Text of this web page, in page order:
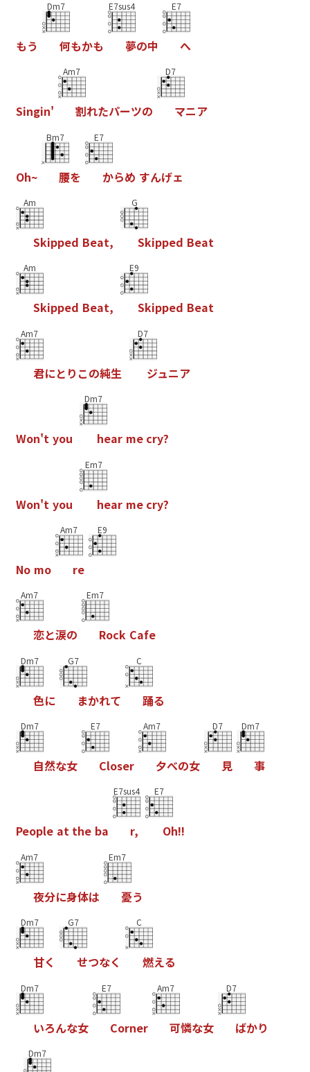
もう
Dm7
何もかも
E7sus4
夢の中
E7
へ
Singin'
Am7
割れたパーツの
D7
マニア
Oh~
Bm7
腰を
E7
からめ すんげェ
Am
Skipped Beat,
G
Skipped Beat
Am
Skipped Beat,
E9
Skipped Beat
Am7
君にと り この純生
D7
ジュニア
Won't you
Dm7
hear me cry?
Won't you
Em7
hear me cry?
No mo
Am7
re
E9
Am7
恋と涙の
Em7
Rock Cafe
Dm7
色に
G7
まかれて
C
踊る
Dm7
自然な女
E7
Closer
Am7
夕べの女
D7
見
Dm7
事
People at the ba
E7sus4
r,
E7
Oh!!
Am7
夜分に身体は
Em7
憂う
Dm7
甘く
G7
せつなく
C
燃える
Dm7
いろんな女
E7
Corner
Am7
可憐な女
D7
ばかり
Dm7